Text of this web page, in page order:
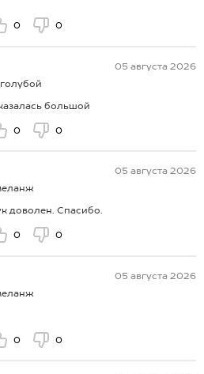
0 0
05 августа 2026
большой
0 0
05 августа 2026
доволен. Спасибо.
0 0
05 августа 2026
0 0